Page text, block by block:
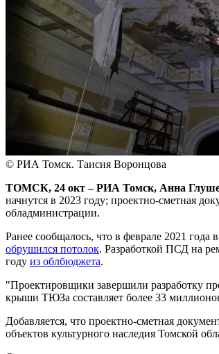
© РИА Томск. Таисия Воронцова
ТОМСК, 24 окт – РИА Томск, Анна
начнутся в 2023 году; проектно-сметная
обладминистрации.
Ранее сообщалось, что в феврале 2021
обрушился потолок. Разработкой ПСД на
году из облбюджета.
"Проектировщики завершили разработку
крыши ТЮЗа составляет более 33
Добавляется, что проектно-сметная
объектов культурного наследия Томской